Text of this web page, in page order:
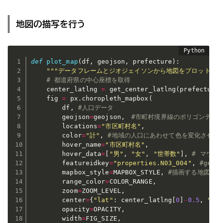
地図の描写を行う
def plot_map (df , geojson , prefecture ) :
"""データフレームとジオジェイソンから地図をプロット
# 都道府県の中心座標を取得
    center_latlng
= get_center_latlng (
    fig
= px . choropleth_mapbox (
        df
,
#人口データ
        geojson
=geojson ,
#市町村境界線のポリゴンデ
        locations
="市区町村名" ,
        color
="計" ,
#地域の人口にあわせて色を変化させ
        hover_name
="市区町村名" ,
        hover_data
= [ "男" , "女" , "世帯数" ] ,
# マウ
        featureidkey
="properties.N03_004" ,
        mapbox_style
=MAPBOX_STYLE ,
#描画する地図
        range_color
=COLOR_RANGE ,
        zoom
=ZOOM_LEVEL ,
        center
={ "lat" : center_latlng [0 ] - 0.5 ,
        opacity
=OPACITY,
        width
=FIG_SIZE ,